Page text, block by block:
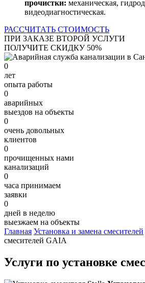
прочистки: механическая,
видеодиагностическая.
РАССЧИТАТЬ СТОИМОСТЬ
ПРИ ЗАКАЗЕ ВТОРОЙ УСЛУГИ
ПОЛУЧИТЕ СКИДКУ 50%
0
лет
опыта работы
0
аварийных
выездов на объекты
0
очень довольных
клиентов
0
прочищенных нами
канализаций
0
часа принимаем
заявки
0
дней в неделю
выезжаем на объекты
Главная Установка и замена смесителей
смесителей GAIA
Услуги по установке